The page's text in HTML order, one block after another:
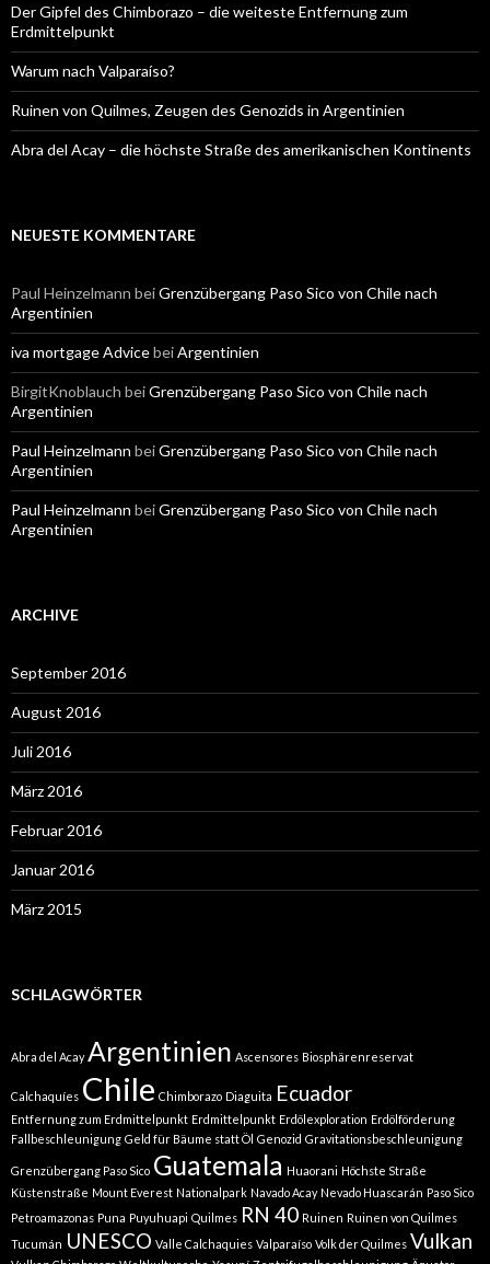
Der Gipfel des Chimborazo – die weiteste Entfernung zum
Erdmittelpunkt
Warum nach Valparaíso?
Ruinen von Quilmes, Zeugen des Genozids in Argentinien
Abra del Acay – die höchste Straße des amerikanischen Kontinents
NEUESTE KOMMENTARE
Paul Heinzelmann beiGrenzübergang Paso Sico von Chile nach
Argentinien
iva mortgage AdvicebeiArgentinien
BirgitKnoblauch beiGrenzübergang Paso Sico von Chile nach
Argentinien
Paul Heinzelmann beiGrenzübergang Paso Sico von Chile nach
Argentinien
Paul Heinzelmann beiGrenzübergang Paso Sico von Chile nach
Argentinien
ARCHIVE
September 2016
August 2016
Juli 2016
März 2016
Februar 2016
Januar 2016
März 2015
SCHLAGWÖRTER
Abra del Acay Argentinien Ascensores Biosphärenreservat
Calchaquíes Chile Chimborazo Diaguita Ecuador
Entfernung zum Erdmittelpunkt Erdmittelpunkt Erdölexploration Erdölförderung
Fallbeschleunigung Geld für Bäume statt Öl Genozid Gravitationsbeschleunigung
Grenzübergang Paso Sico Guatemala Huaorani Höchste Straße
Küstenstraße Mount Everest Nationalpark Navado Acay Nevado Huascarán Paso Sico
Petroamazonas Puna Puyuhuapi Quilmes RN 40 Ruinen Ruinen von Quilmes
Tucumán UNESCO Valle Calchaquies Valparaíso Volk der Quilmes Vulkan